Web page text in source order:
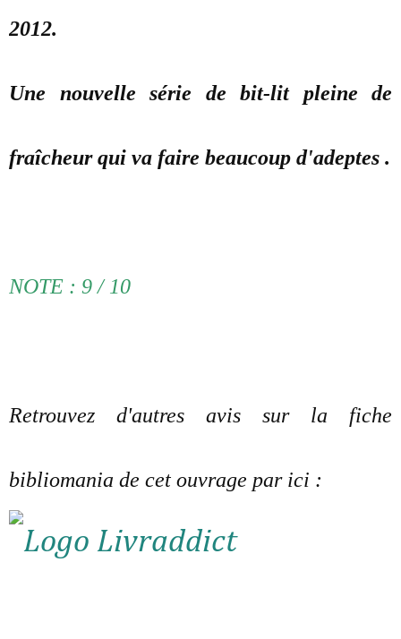
2012.
Une nouvelle série de bit-lit pleine de
fraîcheur qui va faire beaucoup d'adeptes .
NOTE : 9 / 10
Retrouvez d'autres avis sur la fiche
bibliomania de cet ouvrage par ici :